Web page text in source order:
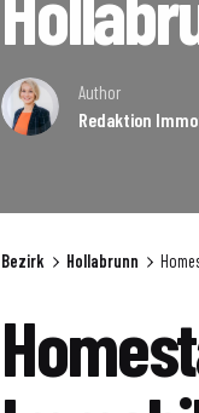
Author
Redaktion
Bezirk Hollabrunn